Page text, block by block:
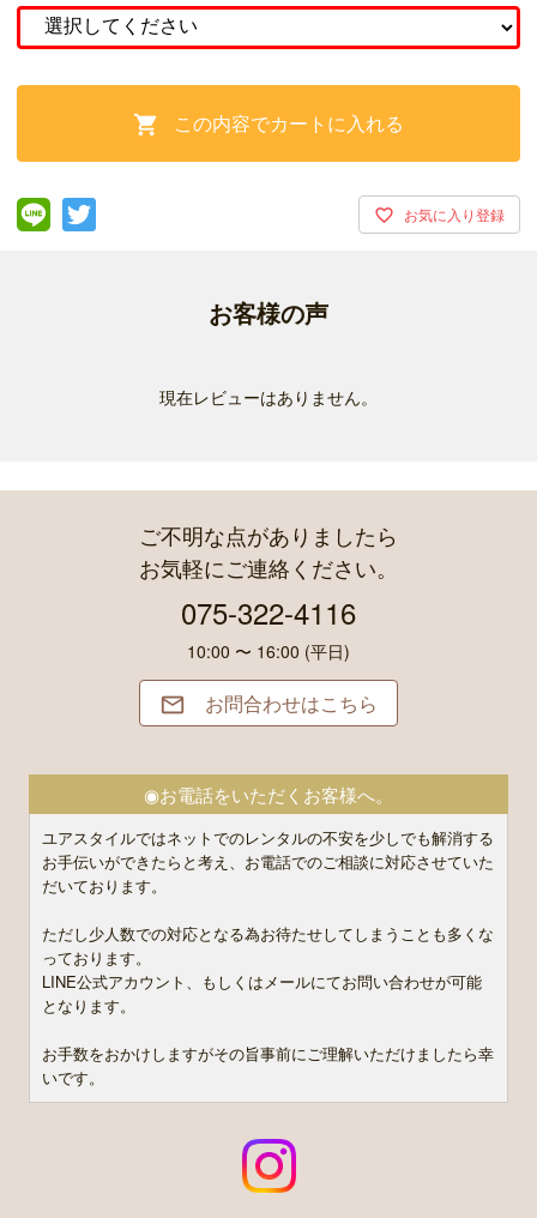
 この内容でカートに入れる
お客様の声
現在レビューはありません。
ご不明な点がありましたら
お気軽にご連絡ください。
075-322-4116
10:00 〜 16:00 (平日)
 お問合わせはこちら
◉お電話をいただくお客様へ。
ユアスタイルではネットでのレンタルの不安を少しでも解消する
お手伝いができたらと考え、お電話でのご相談に対応させていた
だいております。
ただし少人数での対応となる為お待たせしてしまうことも多くな
っております。
LINE公式アカウント、もしくはメールにてお問い合わせが可能
となります。
お手数をおかけしますがその旨事前にご理解いただけましたら幸
いです。